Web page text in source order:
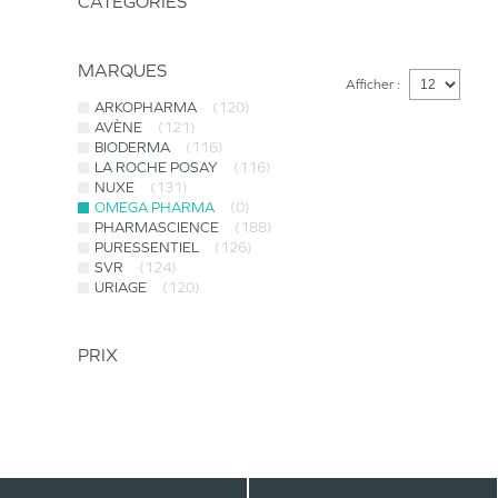
MARQUES
ARKOPHARMA
(120)
AVÈNE
(121)
BIODERMA
(116)
LA ROCHE POSAY
(116)
NUXE
(131)
OMEGA PHARMA
(0)
PHARMASCIENCE
(188)
PURESSENTIEL
(126)
SVR
(124)
URIAGE
(120)
PRIX
Afficher :